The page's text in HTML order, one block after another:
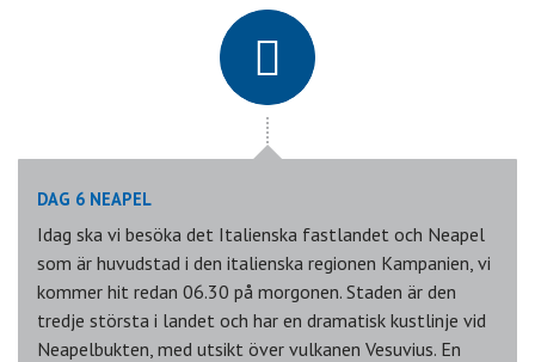
DAG 6 NEAPEL
Idag ska vi besöka det Italienska fastlandet och Neapel
som är huvudstad i den italienska regionen Kampanien, vi
kommer hit redan 06.30 på morgonen. Staden är den
tredje största i landet och har en dramatisk kustlinje vid
Neapelbukten, med utsikt över vulkanen Vesuvius. En